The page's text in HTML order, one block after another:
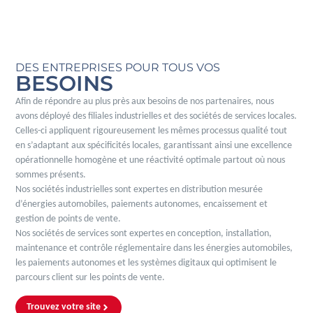
DES ENTREPRISES POUR TOUS VOS
BESOINS
Afin de répondre au plus près aux besoins de nos partenaires, nous
avons déployé des filiales industrielles et des sociétés de services locales.
Celles-ci appliquent rigoureusement les mêmes processus qualité tout
en s’adaptant aux spécificités locales, garantissant ainsi une excellence
opérationnelle homogène et une réactivité optimale partout où nous
sommes présents.
Nos sociétés industrielles sont expertes en distribution mesurée
d’énergies automobiles, paiements autonomes, encaissement et
gestion de points de vente.
Nos sociétés de services sont expertes en conception, installation,
maintenance et contrôle réglementaire dans les énergies automobiles,
les paiements autonomes et les systèmes digitaux qui optimisent le
parcours client sur les points de vente.
Trouvez votre site